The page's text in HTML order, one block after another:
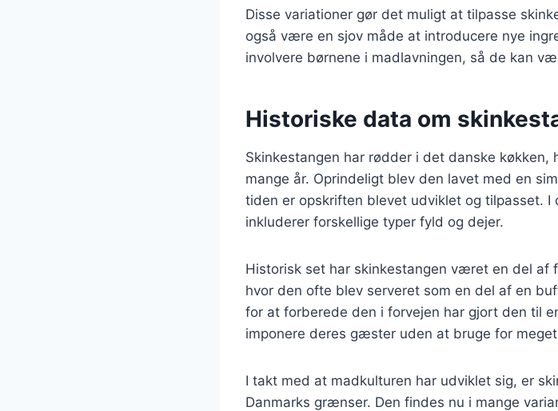
Disse variationer gør det muligt at tilpasse
også være en sjov måde at introducere nye
involvere børnene i madlavningen, så de kan
Historiske data om
Skinkestangen har rødder i det danske
mange år. Oprindeligt blev den lavet med en
tiden er opskriften blevet udviklet og tilpasset.
inkluderer forskellige typer fyld og dejer.
Historisk set har skinkestangen været en del af
hvor den ofte blev serveret som en del af en
for at forberede den i forvejen har gjort den til
imponere deres gæster uden at bruge for
I takt med at madkulturen har udviklet sig, er
Danmarks grænser. Den findes nu i mange